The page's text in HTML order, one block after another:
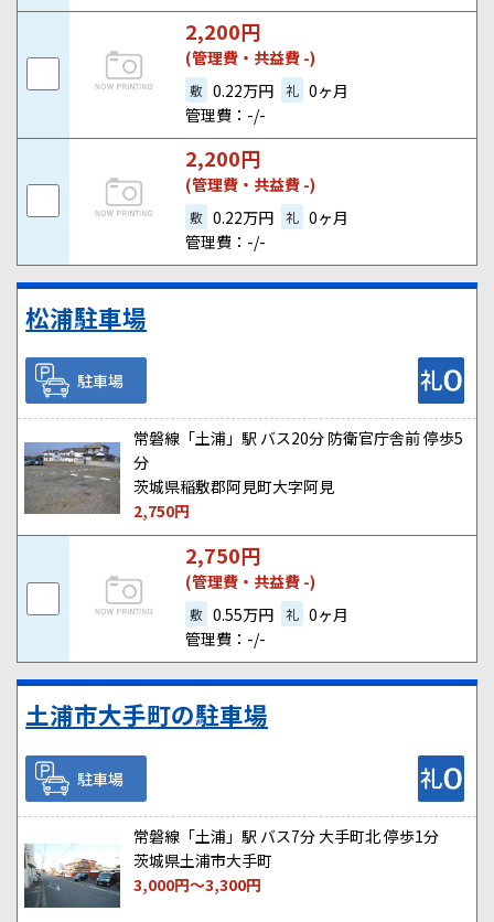
2,200円
(管理費・共益費 -)
敷 0.22万円 礼 0ヶ月
管理費：-/-
2,200円
(管理費・共益費 -)
敷 0.22万円 礼 0ヶ月
管理費：-/-
松浦駐車場
駐車場
常磐線「土浦」駅 バス20分 防衛官庁舎前 停歩5
分
茨城県稲敷郡阿見町大字阿見
2,750円
2,750円
(管理費・共益費 -)
敷 0.55万円 礼 0ヶ月
管理費：-/-
土浦市大手町の駐車場
駐車場
常磐線「土浦」駅 バス7分 大手町北 停歩1分
茨城県土浦市大手町
3,000円～3,300円